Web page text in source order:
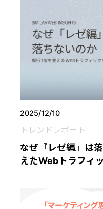
2025/12/10
トレンドレポート
なぜ『レゼ編』は
えたWebトラフィ